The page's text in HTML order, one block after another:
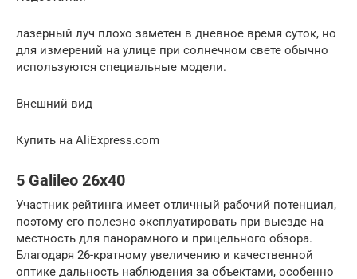
лазерный луч плохо заметен в дневное время суток, но
для измерений на улице при солнечном свете обычно
используются специальные модели.
Внешний вид
Купить на AliExpress.com
5 Galileo 26х40
Участник рейтинга имеет отличный рабочий потенциал,
поэтому его полезно эксплуатировать при выезде на
местность для панорамного и прицельного обзора.
Благодаря 26-кратному увеличению и качественной
оптике дальность наблюдения за объектами, особенно